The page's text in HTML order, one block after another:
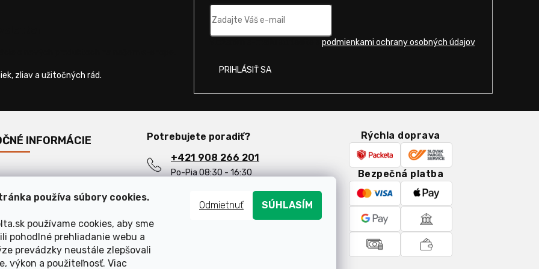
používa súbory cookies.
používame cookies, aby sme
pohodlné prehliadanie webu a
prevádzky neustále zlepšovali
výkon a použiteľnosť. Viac
Odmietnuť SÚHLASÍM
podmienkami ochrany osobných údajov.
PRIHLÁSIŤ SA
INFORMÁCIE
Potrebujete poradiť?
+421 908 266 201
Po-Pia 08:30 - 16:30
info@motorevolta.sk
Rýchla doprava
Bezpečná platba